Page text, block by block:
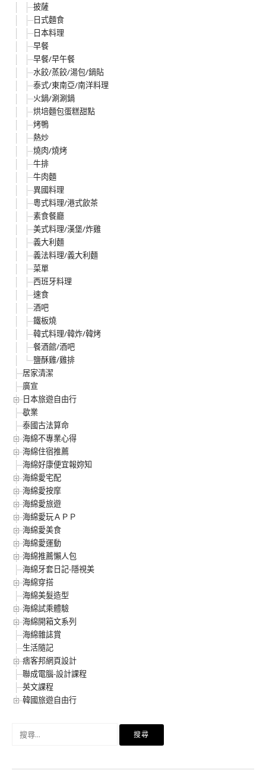
披薩
日式麵食
日本料理
早餐
早餐/早午餐
水餃/蒸餃/湯包/鍋貼
泰式/東南亞/南洋料理
火鍋/涮涮鍋
烘培麵包蛋糕甜點
烤鴨
熱炒
燒肉/燒烤
牛排
牛肉麵
異國料理
粵式料理/港式飲茶
素食餐廳
美式料理/漢堡/炸雞
義大利麵
義法料理/義大利麵
菜單
西班牙料理
速食
酒吧
鐵板燒
韓式料理/韓炸/韓烤
餐酒館/酒吧
鹽酥雞/雞排
居家清潔
廣宣
日本旅遊自由行
歇業
泰國古法算命
海綿不專業心得
海綿住宿推薦
海綿好康便宜報妳知
海綿愛宅配
海綿愛按摩
海綿愛旅遊
海綿愛玩ＡＰＰ
海綿愛美食
海綿愛運動
海綿推薦懶人包
海綿牙套日記-隱視美
海綿穿搭
海綿美髮造型
海綿試乘體驗
海綿開箱文系列
海綿雜誌賞
生活隨記
痞客邦網頁設計
聯成電腦-設計課程
英文課程
韓國旅遊自由行